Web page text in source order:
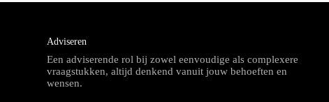
Adviseren
Een adviserende rol bij zowel eenvoudige als complexere
vraagstukken, altijd denkend vanuit jouw behoeften en
wensen.